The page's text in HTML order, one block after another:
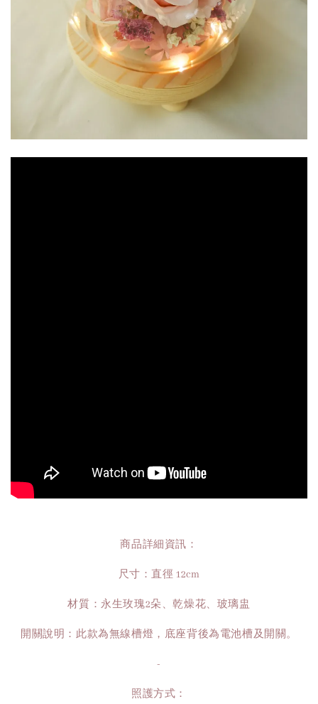
商品詳細資訊：
尺寸：直徑 12cm
材質：永生玫瑰2朵、乾燥花、玻璃盅
開關說明：此款為無線槽燈，底座背後為電池槽及開關。
-
照護方式：